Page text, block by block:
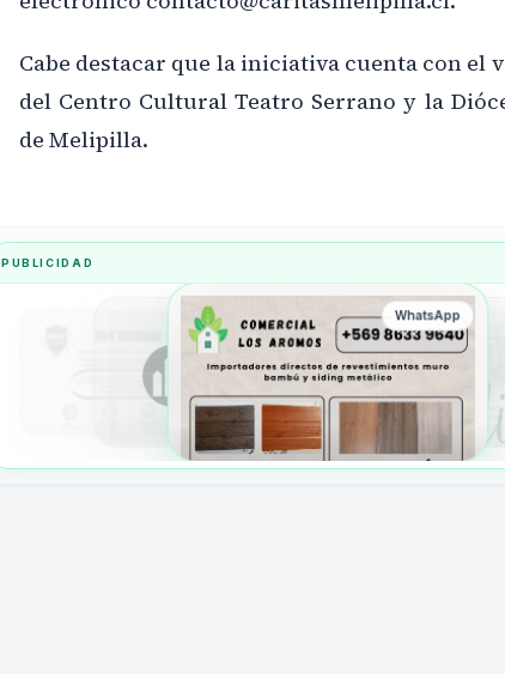
Cabe destacar que la iniciativa cuenta con el
del Centro Cultural Teatro Serrano y la
de Melipilla.
PUBLICIDAD
WhatsApp